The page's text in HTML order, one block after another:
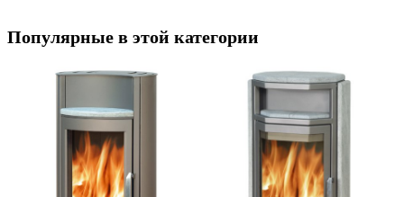
Популярные в этой категории